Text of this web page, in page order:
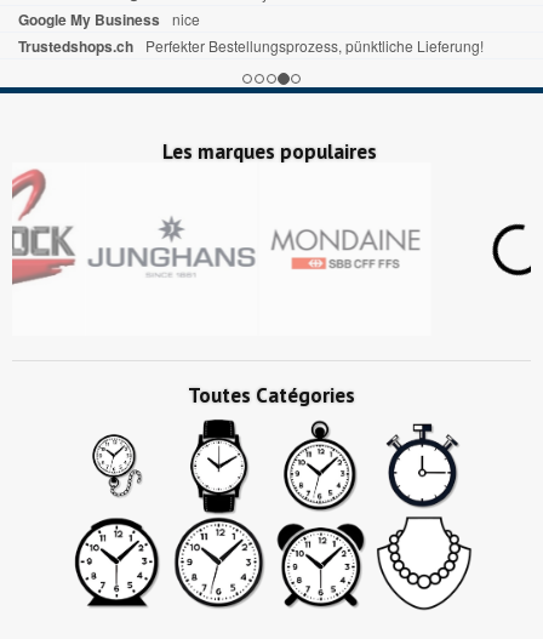
Google My Business nice
Trustedshops.ch Perfekter Bestellungsprozess, pünktliche Lieferung!
Les marques populaires
Toutes Catégories